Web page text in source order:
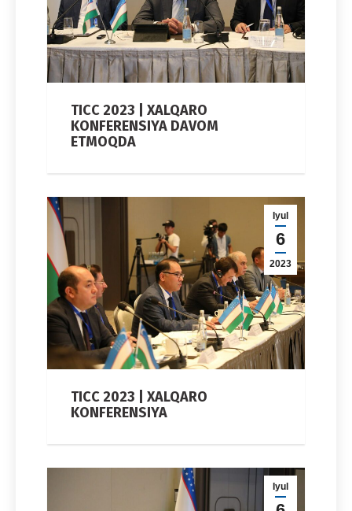
TICC 2023 | XALQARO
KONFERENSIYA DAVOM
ETMOQDA
Iyul
6
2023
TICC 2023 | XALQARO
KONFERENSIYA
Iyul